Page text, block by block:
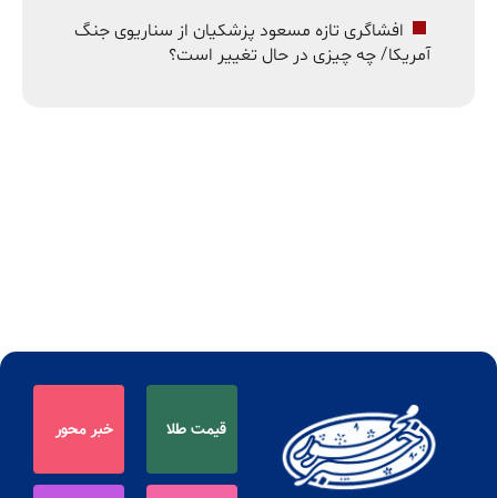
افشاگری تازه مسعود پزشکیان از سناریوی جنگ
آمریکا/ چه چیزی در حال تغییر است؟
قیمت طلا خبر محور